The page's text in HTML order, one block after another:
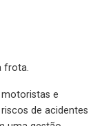
frota.
e
de acidentes